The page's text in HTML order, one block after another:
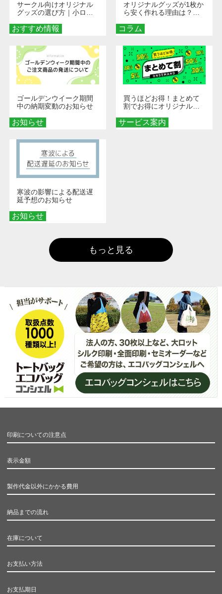
おすすめ情報
サークル向けオリジナル
グッズの選び方｜小ロッ
める秘訣
コラム
オリジナルグッズが1枚か
ら安く作れる理由は？オ
とメリットを解説
お知らせ
ゴールデンウイーク期間
中の納期変動のお知らせ
サービス案内
買うほどお得！まとめて
割でお得にオリジナルグ
お知らせ
寒波の影響による配送遅
延予想のお知らせ
もっと見る
印刷についての注意点
表示金額
製作代金以外にかかる費用
納品までの流れ
在庫について
お支払い方法
お支払期日